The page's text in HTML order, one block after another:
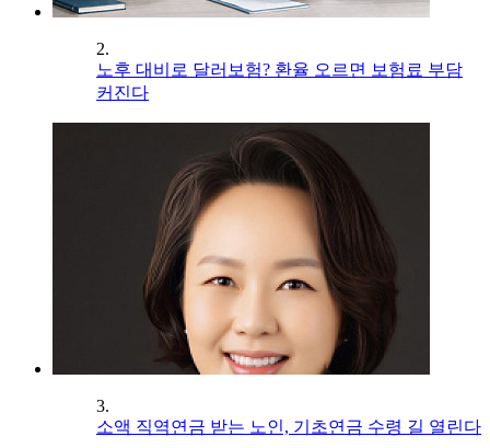
2.
노후 대비로 달러보험? 환율 오르면 보험료 부담
커진다
3.
소액 직역연금 받는 노인, 기초연금 수령 길 열린다